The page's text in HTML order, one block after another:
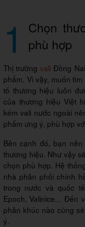
1
Chọn
phù hợp
Thị trườngvali Đồng
phẩm. Vì vậy, muốn
tố thương hiệu luôn
của thương hiệu Việt
kém vali nước ngoài
phẩm ưng ý, phù hợp
Bên cạnh đó, bạn
thương hiệu. Như vậy
chọn phù hợp. Hệ
nhà phân phối chính
trong nước và quốc
Epoch, Valinice… Đến
phân khúc nào cũng
ý.